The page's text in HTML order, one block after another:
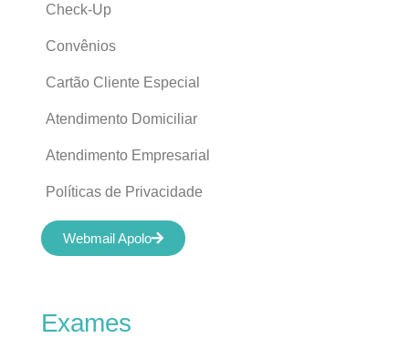
Exames
Check-Up
Convênios
Cartão Cliente Especial
Atendimento Domiciliar
Atendimento Empresarial
Políticas de Privacidade
Webmail Apolo